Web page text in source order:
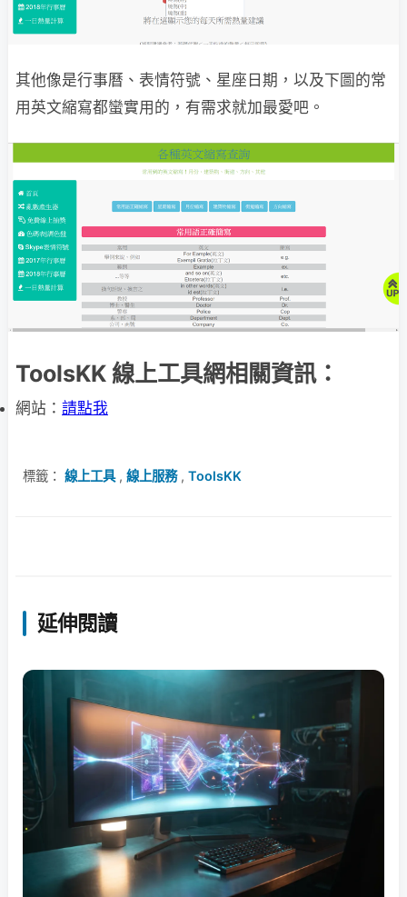
其他像是行事曆、表情符號、星座日期，以及下圖的常
用英文縮寫都蠻實用的，有需求就加最愛吧。
ToolsKK 線上工具網相關資訊：
網站： 請點我
標籤： 線上工具, 線上服務, ToolsKK
延伸閱讀